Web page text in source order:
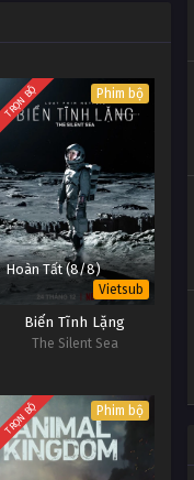
TRỌN BỘ Phim bộ
Hoàn Tất (8/8)
Vietsub
Biển Tĩnh Lặng
The Silent Sea
TRỌN BỘ Phim bộ